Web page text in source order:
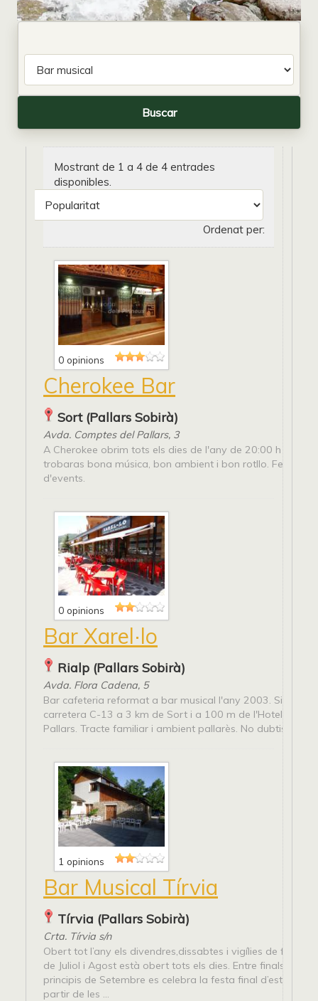
Mostrant de 1 a 4 de 4 entrades
disponibles.
Ordenat per:
0 opinions
Cherokee Bar
Sort (Pallars Sobirà)
Avda. Comptes del Pallars, 3
A Cherokee obrim tots els dies de l'any de 20:00 h a 3:30
trobaras bona música, bon ambient i bon rotllo. Fem tot
d'events.
0 opinions
Bar Xarel·lo
Rialp (Pallars Sobirà)
Avda. Flora Cadena, 5
Bar cafeteria reformat a bar musical l'any 2003. Situat a
carretera C-13 a 3 km de Sort i a 100 m de l'Hotel
Pallars. Tracte familiar i ambient pallarès. No dubtis en...
1 opinions
Bar Musical Tírvia
Tírvia (Pallars Sobirà)
Crta. Tírvia s/n
Obert tot l’any els divendres,dissabtes i vigílies de festiu.
de Juliol i Agost està obert tots els dies. Entre finals
principis de Setembre es celebra la festa final d’estiu.
partir de les ...